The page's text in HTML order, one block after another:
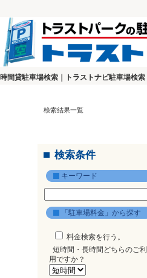
時間貸駐車場検索｜トラストナビ駐車場検索
検索結果一覧
検索条件
キーワード
「駐車場料金」から探す
料金検索を行う。
短時間・長時間どちらのご利
用ですか？